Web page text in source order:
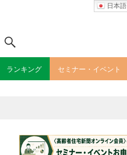
日本語
ランキング セミナー・イベント